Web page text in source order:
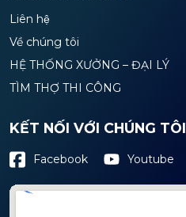
Liên hệ
Về chúng tôi
HỆ THỐNG XƯỞNG – ĐẠI LÝ
TÌM THỢ THI CÔNG
KẾT NỐI VỚI CHÚNG TÔI
Facebook Youtube